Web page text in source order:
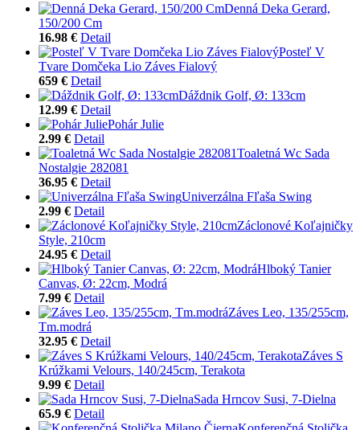
Denná Deka Gerard,
150/200 Cm
16.98 € Detail
Posteľ V
Tvare Domčeka Lio Záves Fialový
659 € Detail
Dáždnik Golf, Ø: 133cm
12.99 € Detail
Pohár Julie
2.99 € Detail
Toaletná Wc Sada
Nostalgie 282081
36.95 € Detail
Univerzálna Fľaša Swing
2.99 € Detail
Záclonové Koľajničky
Style, 210cm
24.95 € Detail
Hlboký Tanier
Canvas, Ø: 22cm, Modrá
7.99 € Detail
Záves Leo, 135/255cm,
Tm.modrá
32.95 € Detail
Záves S
Krúžkami Velours, 140/245cm, Terakota
9.99 € Detail
Sada Hrncov Susi, 7-Dielna
65.9 € Detail